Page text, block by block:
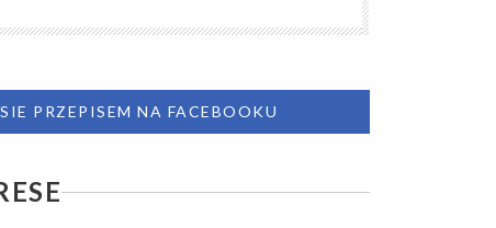
PRZEPISEM NA FACEBOOKU